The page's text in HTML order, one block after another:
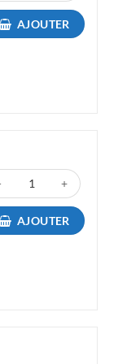
AJOUTER
de Toner Compatible
AJOUTER